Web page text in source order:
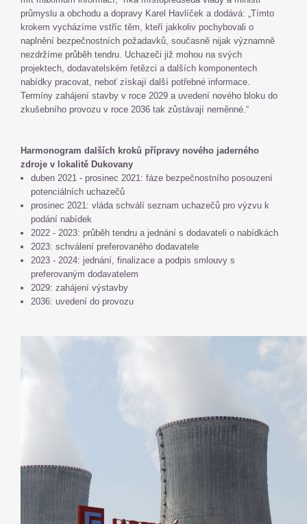
průmyslu a obchodu a dopravy Karel Havlíček a dodává: „Tímto
krokem vycházíme vstříc těm, kteří jakkoliv pochybovali o
naplnění bezpečnostních požadavků, současně nijak významně
nezdržíme průběh tendru. Uchazeči již mohou na svých
projektech, dodavatelském řetězci a dalších komponentech
nabídky pracovat, neboť získají další potřebné informace.
Termíny zahájení stavby v roce 2029 a uvedení nového bloku do
zkušebního provozu v roce 2036 tak zůstávají neměnné.“
Harmonogram dalších kroků přípravy nového jaderného
zdroje v lokalitě Dukovany
duben 2021 - prosinec 2021: fáze bezpečnostního posouzení
potenciálních uchazečů
prosinec 2021: vláda schválí seznam uchazečů pro výzvu k
podání nabídek
2022 - 2023: průběh tendru a jednání s dodavateli o nabídkách
2023: schválení preferovaného dodavatele
2023 - 2024: jednání, finalizace a podpis smlouvy s
preferovaným dodavatelem
2029: zahájení výstavby
2036: uvedení do provozu